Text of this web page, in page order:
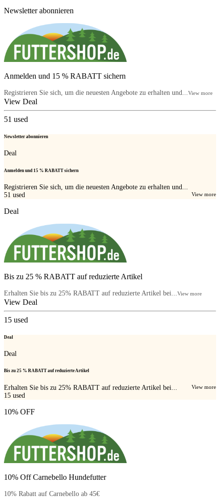
Newsletter abonnieren
Anmelden und 15 % RABATT sichern
Registrieren Sie sich, um die neuesten Angebote zu erhalten und... View more
View Deal
51 used
Newsletter abonnieren
Deal
Anmelden und 15 % RABATT sichern
Registrieren Sie sich, um die neuesten Angebote zu erhalten und...
View more
51 used
Deal
Bis zu 25 % RABATT auf reduzierte Artikel
Erhalten Sie bis zu 25% RABATT auf reduzierte Artikel bei... View more
View Deal
15 used
Deal
Deal
Bis zu 25 % RABATT auf reduzierte Artikel
Erhalten Sie bis zu 25% RABATT auf reduzierte Artikel bei... View more
15 used
10% OFF
10% Off Carnebello Hundefutter
10% Rabatt auf Carnebello ab 45€